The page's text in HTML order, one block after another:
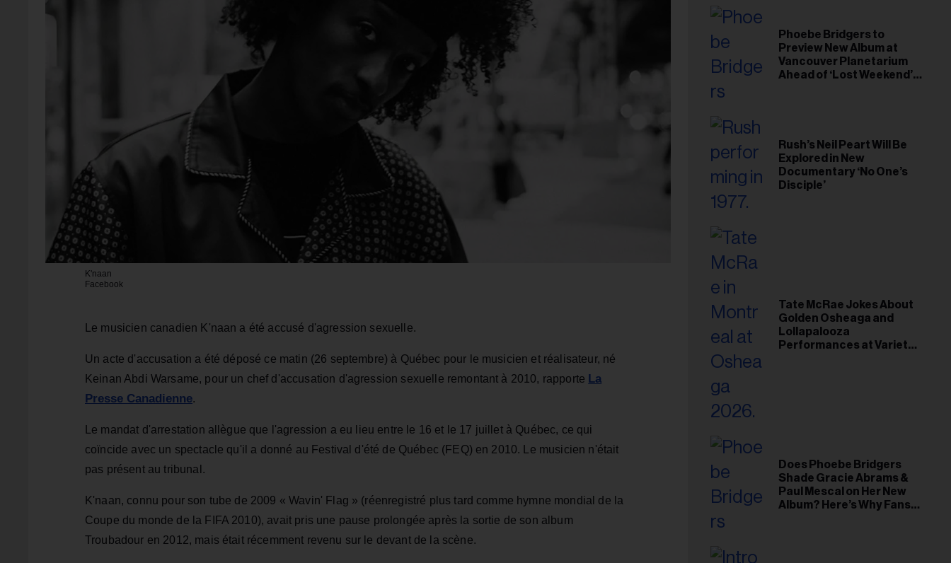
K'naan
Facebook
Le musicien canadien K'naan a été accusé d'agression sexuelle.
Un acte d'accusation a été déposé ce matin (26 septembre) à Québec pour le musicien et réalisateur, né
Keinan Abdi Warsame, pour un chef d'accusation d'agression sexuelle remontant à 2010, rapporte La
Presse Canadienne.
Le mandat d'arrestation allègue que l'agression a eu lieu entre le 16 et le 17 juillet à Québec, ce qui
coïncide avec un spectacle qu'il a donné au Festival d'été de Québec (FEQ) en 2010. Le musicien n'était
pas présent au tribunal.
K'naan, connu pour son tube de 2009 « Wavin' Flag » (réenregistré plus tard comme hymne mondial de la
Coupe du monde de la FIFA 2010), avait pris une pause prolongée après la sortie de son album
Troubadour en 2012, mais était récemment revenu sur le devant de la scène.
Phoebe Bridgers to
Preview New Album at
Vancouver Planetarium
Ahead of ‘Lost Weekend’
Rush’s Neil Peart Will Be
Explored in New
Documentary ‘No One’s
Disciple’
Tate McRae Jokes About
Golden Osheaga and
Lollapalooza
Performances at Variety
Does Phoebe Bridgers
Shade Gracie Abrams &
Paul Mescal on Her New
Album? Here’s Why Fans